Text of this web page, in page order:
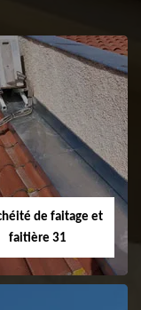
de faitage et
faitière 31